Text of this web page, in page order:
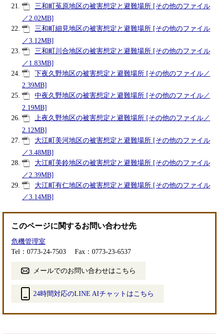
三和町菟原地区の被害想定と避難場所 [その他のファイル
／2.02MB]
三和町細見地区の被害想定と避難場所 [その他のファイル
／3.12MB]
三和町川合地区の被害想定と避難場所 [その他のファイル
／1.83MB]
下夜久野地区の被害想定と避難場所 [その他のファイル／
2.39MB]
中夜久野地区の被害想定と避難場所 [その他のファイル／
2.19MB]
上夜久野地区の被害想定と避難場所 [その他のファイル／
2.12MB]
大江町美河地区の被害想定と避難場所 [その他のファイル
／3.48MB]
大江町美鈴地区の被害想定と避難場所 [その他のファイル
／2.39MB]
大江町有仁地区の被害想定と避難場所 [その他のファイル
／3.14MB]
このページに関するお問い合わせ先
危機管理室
Tel：0773-24-7503
Fax：0773-23-6537
メールでのお問い合わせはこちら
24時間対応のLINE AIチャットはこちら